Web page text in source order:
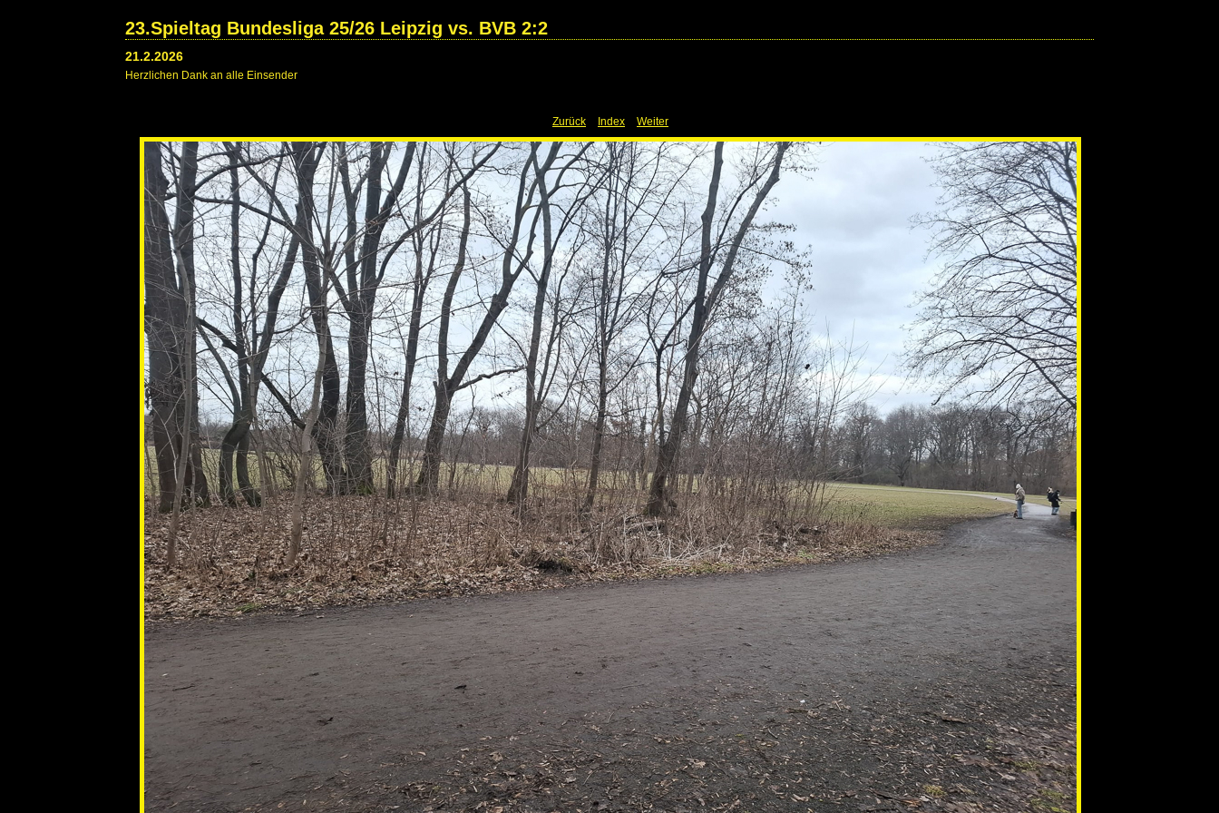
23.Spieltag Bundesliga 25/26 Leipzig vs. BVB 2:2
21.2.2026
Herzlichen Dank an alle Einsender
Zurück Index Weiter